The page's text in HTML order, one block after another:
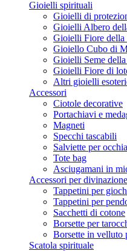
Gioielli spirituali
Gioielli di
Gioielli Albero
Gioielli Fiore della
Gioiello Cubo di
Gioielli Seme
Gioielli Fiore di
Altri gioielli
Accessori
Ciotole decorative
Portachiavi e
Magneti
Specchi tascabili
Salviette per
Tote bag
Asciugamani in
Accessori per divinazione
Tappetini per
Tappetini per
Sacchetti di cotone
Borsette per
Borsette in velluto
Scatola spirituale